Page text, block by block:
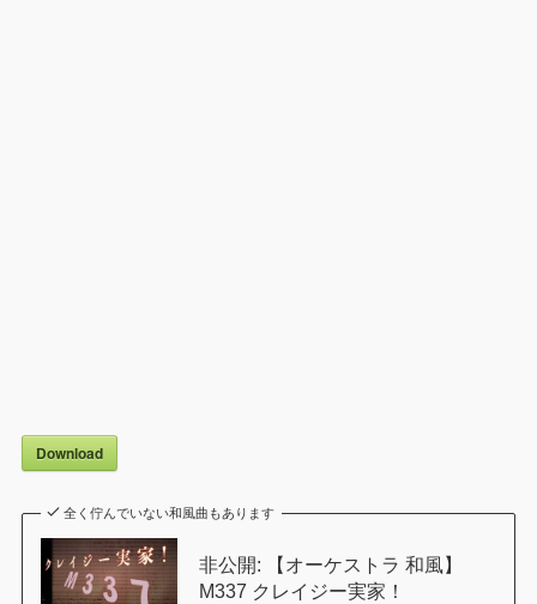
Download
全く佇んでいない和風曲もあります
非公開: 【オーケストラ 和風】
M337 クレイジー実家！